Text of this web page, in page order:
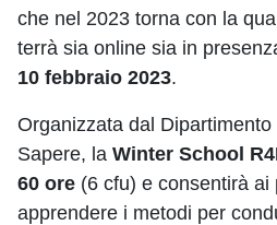
che nel 2023 torna con la
terrà sia online sia in
10 febbraio 2023.
Organizzata dal
Sapere, la Winter School
60 ore (6 cfu) e consentirà ai
apprendere i metodi per